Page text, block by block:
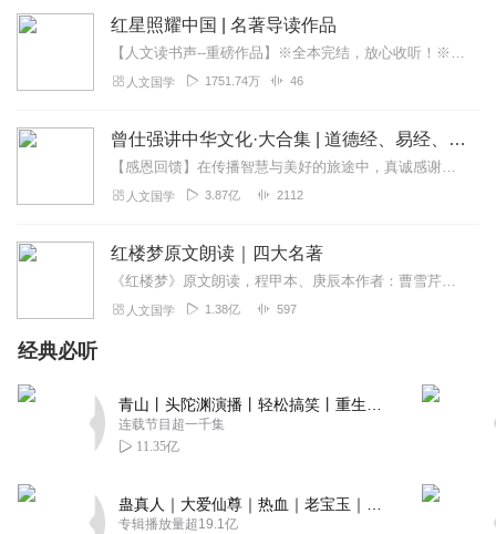
红星照耀中国 | 名著导读作品
【人文读书声--重磅作品】※全本完结，放心收听！※八年级（上）语文教科书名著导读指定作品，同名有声书！※著名翻译家董乐山先生权威中文译本！※人民文学出版...
人文国学 1751.74万 46
曾仕强讲中华文化·大合集 | 道德经、易经、三国演义中的国学
【感恩回馈】在传播智慧与美好的旅途中，真诚感谢每一位伙伴的温暖陪伴与鼎力支持！欢迎曾仕强学堂粉丝听友们入群交流，更多新鲜玩法和福利活动等你！添加微信：zengf...
人文国学 3.87亿 2112
红楼梦原文朗读｜四大名著
《红楼梦》原文朗读，程甲本、庚辰本作者：曹雪芹，朗读：白云出岫、蓝色百合《红楼梦》程甲本和庚辰本是该书两大重要版本。程甲本由程伟元和高鹗于乾隆五十六年（1791...
人文国学 1.38亿 597
经典必听
连载节目超一千集
11.35亿
专辑播放量超19.1亿